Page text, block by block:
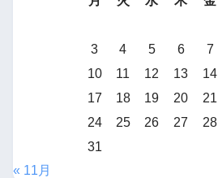
3
4 5 6 7
10
11 12 13 14
17
18 19 20 21
24
25 26 27 28
31
« 11月